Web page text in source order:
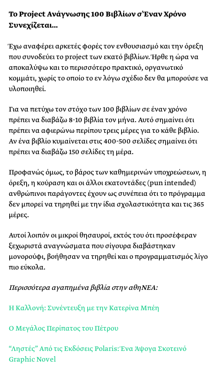
Το Project Ανάγνωσης 100 Βιβλίων σ΄ Έναν Χρόνο
Συνεχίζεται…
Έχω αναφέρει αρκετές φορές τον ενθουσιασμό και την όρεξη
που συνοδεύει το project των εκατό βιβλίων. Ήρθε η ώρα να
αποκαλύψω και το περισσότερο πρακτικό, οργανωτικό
κομμάτι, χωρίς το οποίο το εν λόγω σχέδιο δεν θα μπορούσε να
υλοποιηθεί.
Για να πετύχω τον στόχο των 100 βιβλίων σε έναν χρόνο
πρέπει να διαβάζω 8-10 βιβλία τον μήνα. Αυτό σημαίνει ότι
πρέπει να αφιερώνω περίπου τρεις μέρες για το κάθε βιβλίο.
Αν ένα βιβλίο κυμαίνεται στις 400-500 σελίδες σημαίνει ότι
πρέπει να διαβάζω 150 σελίδες τη μέρα.
Προφανώς όμως, το βάρος των καθημερινών υποχρεώσεων, η
όρεξη, η κούραση και οι άλλοι εκατοντάδες (pun intended)
ανθρώπινοι παράγοντες έχουν ως συνέπεια ότι το πρόγραμμα
δεν μπορεί να τηρηθεί με την ίδια σχολαστικότητα και τις 365
μέρες.
Αυτοί λοιπόν οι μικροί θησαυροί, εκτός του ότι προσέφεραν
ξεχωριστά αναγνώσματα που σίγουρα διαβάστηκαν
μονορούφι, βοήθησαν να τηρηθεί και ο προγραμματισμός λίγο
πιο εύκολα.
Περισσότερα αγαπημένα βιβλία στην αθηΝΕΑ:
Η Καλλονή: Συνέντευξη με την Κατερίνα Μπέη
Ο Μεγάλος Περίπατος του Πέτρου
“Ληστές” Από τις Εκδόσεις Polaris: Ένα Άψογα Σκοτεινό
Graphic Novel